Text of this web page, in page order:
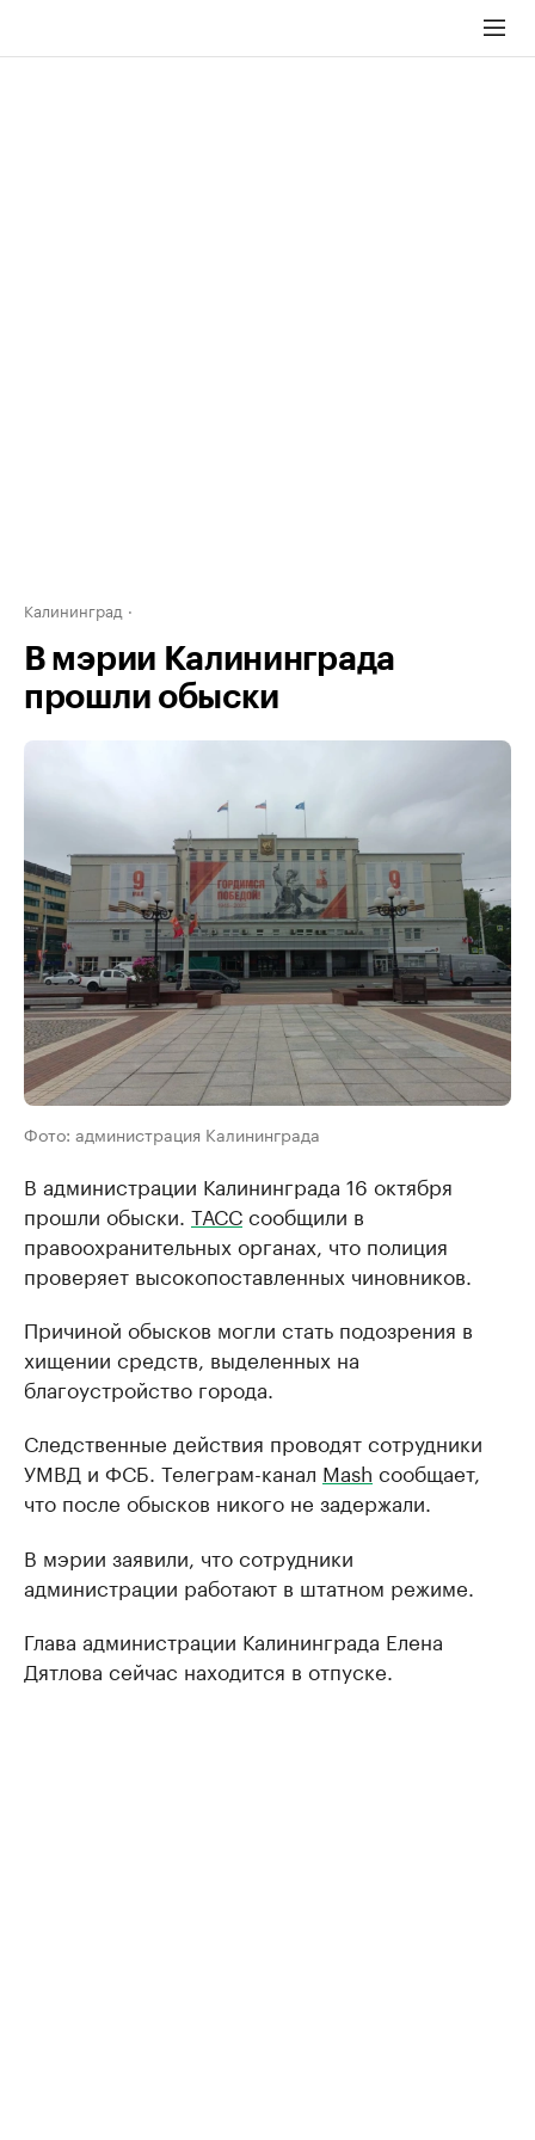
Калининград
В мэрии Калининграда
прошли обыски
Фото: администрация Калининграда
В администрации Калининграда 16 октября
прошли обыски. ТАССсообщили в
правоохранительных органах, что полиция
проверяет высокопоставленных чиновников.
Причиной обысков могли стать подозрения в
хищении средств, выделенных на
благоустройство города.
Следственные действия проводят сотрудники
УМВД и ФСБ. Телеграм-канал Mash сообщает,
что после обысков никого не задержали.
В мэрии заявили, что сотрудники
администрации работают в штатном режиме.
Глава администрации Калининграда Елена
Дятлова сейчас находится в отпуске.